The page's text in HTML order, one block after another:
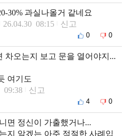
30% 과실나올거 같네요
26.04.30 08:15 신고
0 0
차오는지 보고 문을 열어야지...
여기도
09:38 신고
4 0
면 정신이 가출했거나...
지 알겠는 아주 적절한 사례입